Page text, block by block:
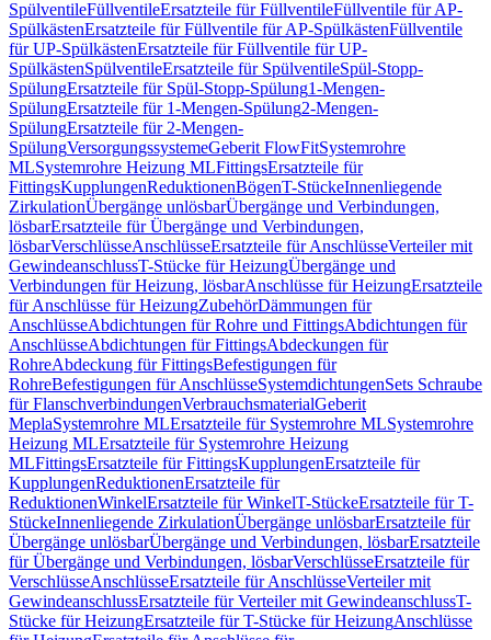
SpülventileFüllventileErsatzteile für FüllventileFüllventile für AP-
SpülkästenErsatzteile für Füllventile für AP-SpülkästenFüllventile
für UP-SpülkästenErsatzteile für Füllventile für UP-
SpülkästenSpülventileErsatzteile für SpülventileSpül-Stopp-
SpülungErsatzteile für Spül-Stopp-Spülung1-Mengen-
SpülungErsatzteile für 1-Mengen-Spülung2-Mengen-
SpülungErsatzteile für 2-Mengen-
SpülungVersorgungssystemeGeberit FlowFitSystemrohre
MLSystemrohre Heizung MLFittingsErsatzteile für
FittingsKupplungenReduktionenBögenT-StückeInnenliegende
ZirkulationÜbergänge unlösbarÜbergänge und Verbindungen,
lösbarErsatzteile für Übergänge und Verbindungen,
lösbarVerschlüsseAnschlüsseErsatzteile für AnschlüsseVerteiler mit
GewindeanschlussT-Stücke für HeizungÜbergänge und
Verbindungen für Heizung, lösbarAnschlüsse für HeizungErsatzteile
für Anschlüsse für HeizungZubehörDämmungen für
AnschlüsseAbdichtungen für Rohre und FittingsAbdichtungen für
AnschlüsseAbdichtungen für FittingsAbdeckungen für
RohreAbdeckung für FittingsBefestigungen für
RohreBefestigungen für AnschlüsseSystemdichtungenSets Schraube
für FlanschverbindungenVerbrauchsmaterialGeberit
MeplaSystemrohre MLErsatzteile für Systemrohre MLSystemrohre
Heizung MLErsatzteile für Systemrohre Heizung
MLFittingsErsatzteile für FittingsKupplungenErsatzteile für
KupplungenReduktionenErsatzteile für
ReduktionenWinkelErsatzteile für WinkelT-StückeErsatzteile für T-
StückeInnenliegende ZirkulationÜbergänge unlösbarErsatzteile für
Übergänge unlösbarÜbergänge und Verbindungen, lösbarErsatzteile
für Übergänge und Verbindungen, lösbarVerschlüsseErsatzteile für
VerschlüsseAnschlüsseErsatzteile für AnschlüsseVerteiler mit
GewindeanschlussErsatzteile für Verteiler mit GewindeanschlussT-
Stücke für HeizungErsatzteile für T-Stücke für HeizungAnschlüsse